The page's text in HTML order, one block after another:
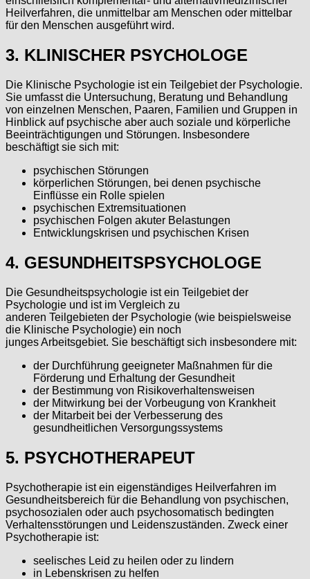
Heilverfahren, die unmittelbar am Menschen oder mittelbar
für den Menschen ausgeführt wird.
3. KLINISCHER PSYCHOLOGE
Die Klinische Psychologie ist ein Teilgebiet der Psychologie.
Sie umfasst die Untersuchung, Beratung und Behandlung
von einzelnen Menschen, Paaren, Familien und Gruppen in
Hinblick auf psychische aber auch soziale und körperliche
Beeinträchtigungen und Störungen. Insbesondere
beschäftigt sie sich mit:
psychischen Störungen
körperlichen Störungen, bei denen psychische
Einflüsse ein Rolle spielen
psychischen Extremsituationen
psychischen Folgen akuter Belastungen
Entwicklungskrisen und psychischen Krisen
4. GESUNDHEITSPSYCHOLOGE
Die Gesundheitspsychologie ist ein Teilgebiet der
Psychologie und ist im Vergleich zu
anderen Teilgebieten der Psychologie (wie beispielsweise
die Klinische Psychologie) ein noch
junges Arbeitsgebiet. Sie beschäftigt sich insbesondere mit:
der Durchführung geeigneter Maßnahmen für die
Förderung und Erhaltung der Gesundheit
der Bestimmung von Risikoverhaltensweisen
der Mitwirkung bei der Vorbeugung von Krankheit
der Mitarbeit bei der Verbesserung des
gesundheitlichen Versorgungssystems
5. PSYCHOTHERAPEUT
Psychotherapie ist ein eigenständiges Heilverfahren im
Gesundheitsbereich für die Behandlung von psychischen,
psychosozialen oder auch psychosomatisch bedingten
Verhaltensstörungen und Leidenszuständen. Zweck einer
Psychotherapie ist:
seelisches Leid zu heilen oder zu lindern
in Lebenskrisen zu helfen